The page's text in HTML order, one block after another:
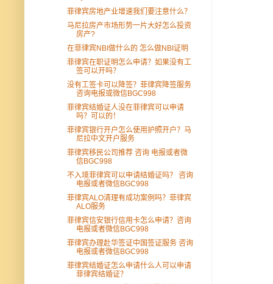
菲律宾房地产业增速我们要注意什么？
马尼拉房产市场形势一片大好怎么投资
房产?
在菲律宾NBI做什么的 怎么做NBI证明
菲律宾在职证明怎么申请？如果没有工
签可以开吗？
没有工签卡可以降签？菲律宾降签服务
咨询电报或微信BGC998
菲律宾结婚证人没在菲律宾可以申请
吗？可以的！
菲律宾银行开户怎么使用护照开户？马
尼拉中文开户服务
菲律宾移民公司推荐 咨询 电报或者微
信BGC998
不入境菲律宾可以申请结婚证吗？ 咨询
电报或者微信BGC998
菲律宾ALO清理有成功案例吗？菲律宾
ALO服务
菲律宾信安银行信用卡怎么申请？咨询
电报或者微信BGC998
菲律宾办理赴华签证中国签证服务 咨询
电报或者微信BGC998
菲律宾结婚证怎么申请什么人可以申请
菲律宾结婚证？